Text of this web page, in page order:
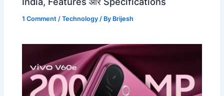
1 Comment /Technology / By Brijesh